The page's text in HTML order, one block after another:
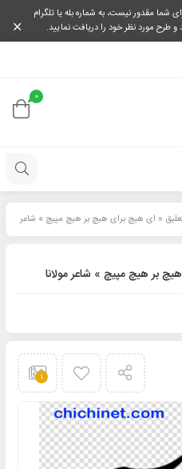
شما مقدور نیست، به شماره بله یا تلگرام
0
« ای هیچ برای هیچ بر هیچ مپیچ » شاعر
بر هیچ مپیچ » شاعر مولانا
1